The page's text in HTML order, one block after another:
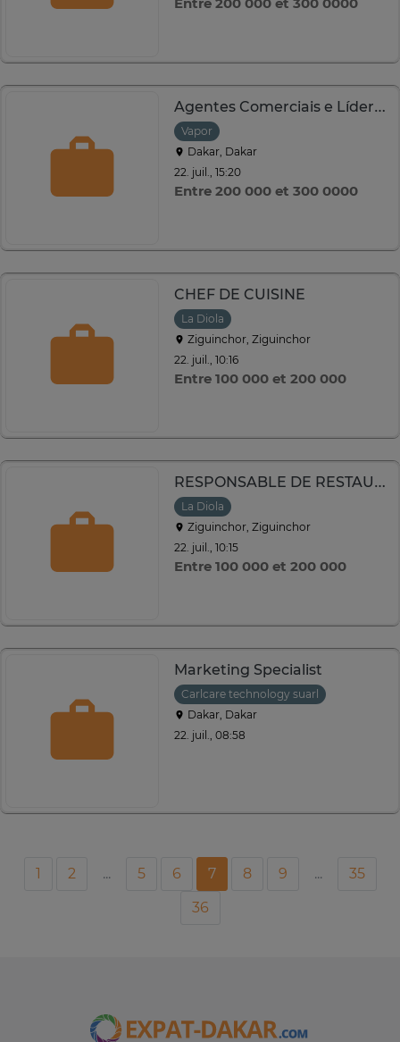
Entre 200 000 et 300 0000
Agentes Comerciais e Líderes de Equipe – (Tempo Parcial)
Vapor
Dakar, Dakar
22. juil., 15:20
Entre 200 000 et 300 0000
CHEF DE CUISINE
La Diola
Ziguinchor, Ziguinchor
22. juil., 10:16
Entre 100 000 et 200 000
RESPONSABLE DE RESTAURANT LA DIOLA
La Diola
Ziguinchor, Ziguinchor
22. juil., 10:15
Entre 100 000 et 200 000
Marketing Specialist
Carlcare technology suarl
Dakar, Dakar
22. juil., 08:58
1 2 ... 5 6 7 8 9 ...
35
36